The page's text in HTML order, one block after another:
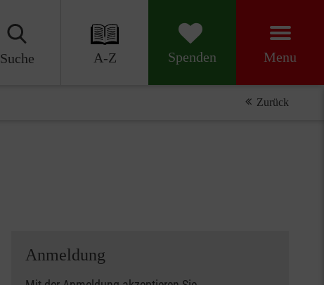
Suche A-Z Spenden Menu
Zurück
Anmeldung